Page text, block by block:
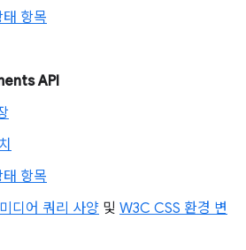
항목
API
항목
디어 쿼리 사양 및 W3C CSS 환경 변